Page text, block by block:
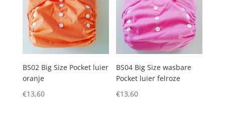
BS02 Big Size Pocket luier
oranje
€13,60
BS04 Big Size wasbare
Pocket luier felroze
€13,60